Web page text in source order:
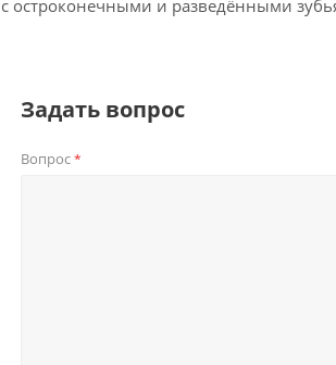
с остроконечными и разведёнными
Задать вопрос
Вопрос*